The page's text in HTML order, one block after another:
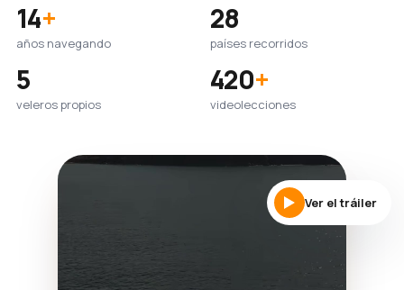
14+
años navegando
28
países recorridos
5
veleros propios
420+
videolecciones
Ver el tráiler